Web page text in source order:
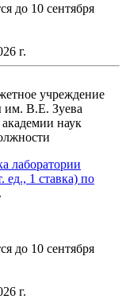
до 10 сентября
г.
учреждение
им. В.Е. Зуева
наук
лаборатории
ед., 1 ставка) по
.
до 10 сентября
г.